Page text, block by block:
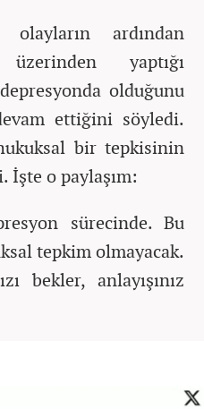
ardından
yaptığı
olduğunu
ettiğini söyledi.
bir tepkisinin
İşte o paylaşım:
sürecinde. Bu
tepkim olmayacak.
bekler, anlayışınız